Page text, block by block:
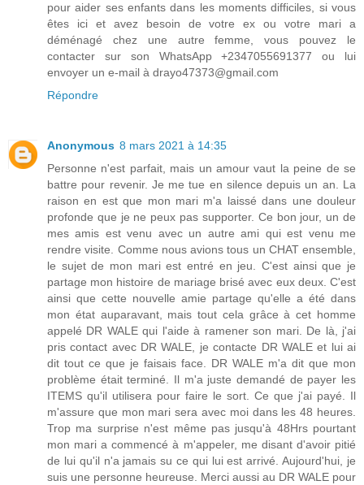
pour aider ses enfants dans les moments difficiles, si vous
êtes ici et avez besoin de votre ex ou votre mari a
déménagé chez une autre femme, vous pouvez le
contacter sur son WhatsApp +2347055691377 ou lui
envoyer un e-mail à drayo47373@gmail.com
Répondre
Anonymous 8 mars 2021 à 14:35
Personne n'est parfait, mais un amour vaut la peine de se
battre pour revenir. Je me tue en silence depuis un an. La
raison en est que mon mari m'a laissé dans une douleur
profonde que je ne peux pas supporter. Ce bon jour, un de
mes amis est venu avec un autre ami qui est venu me
rendre visite. Comme nous avions tous un CHAT ensemble,
le sujet de mon mari est entré en jeu. C'est ainsi que je
partage mon histoire de mariage brisé avec eux deux. C'est
ainsi que cette nouvelle amie partage qu'elle a été dans
mon état auparavant, mais tout cela grâce à cet homme
appelé DR WALE qui l'aide à ramener son mari. De là, j'ai
pris contact avec DR WALE, je contacte DR WALE et lui ai
dit tout ce que je faisais face. DR WALE m'a dit que mon
problème était terminé. Il m'a juste demandé de payer les
ITEMS qu'il utilisera pour faire le sort. Ce que j'ai payé. Il
m'assure que mon mari sera avec moi dans les 48 heures.
Trop ma surprise n'est même pas jusqu'à 48Hrs pourtant
mon mari a commencé à m'appeler, me disant d'avoir pitié
de lui qu'il n'a jamais su ce qui lui est arrivé. Aujourd'hui, je
suis une personne heureuse. Merci aussi au DR WALE pour